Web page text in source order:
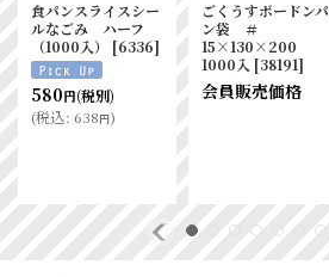
食パンスライスシー
ルなごみ ハーフ
（1000入）
[6336]
580円(税別)
(税込: 638円)
ごくうすボードンパ
ン袋 ＃
15×130×200
1000入 [38191]
会員販売価格